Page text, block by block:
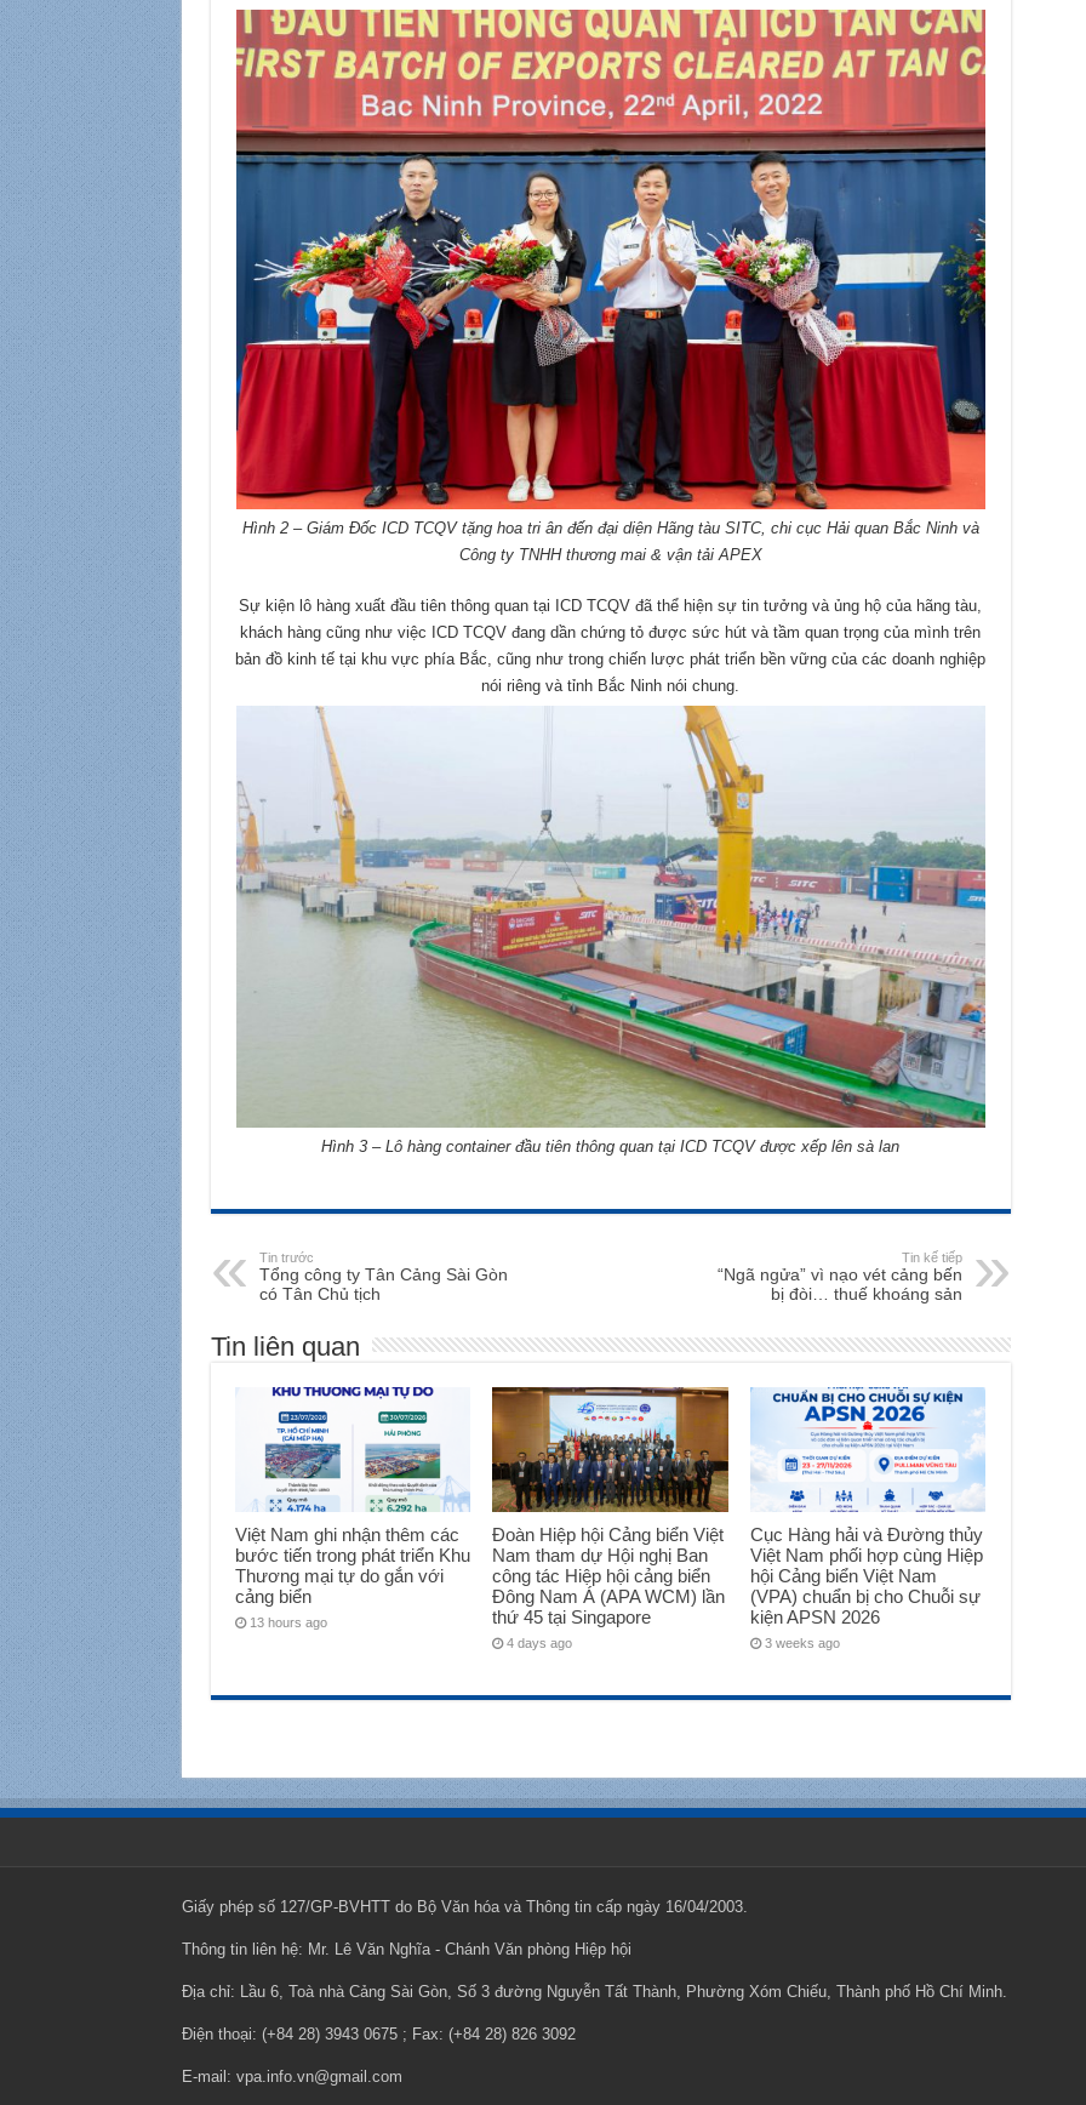
Hình 2 – Giám Đốc ICD TCQV tặng hoa tri ân đến đại diện Hãng tàu SITC, chi cục Hải quan Bắc Ninh và
Công ty TNHH thương mai & vận tải APEX
Sự kiện lô hàng xuất đầu tiên thông quan tại ICD TCQV đã thể hiện sự tin tưởng và ủng hộ của hãng tàu,
khách hàng cũng như việc ICD TCQV đang dần chứng tỏ được sức hút và tầm quan trọng của mình trên
bản đồ kinh tế tại khu vực phía Bắc, cũng như trong chiến lược phát triển bền vững của các doanh nghiệp
nói riêng và tỉnh Bắc Ninh nói chung.
Hình 3 – Lô hàng container đầu tiên thông quan tại ICD TCQV được xếp lên sà lan
Tin trước
Tổng công ty Tân Cảng Sài Gòn
có Tân Chủ tịch
Tin kế tiếp
“Ngã ngửa” vì nạo vét cảng bến
bị đòi… thuế khoáng sản
Tin liên quan
Việt Nam ghi nhận thêm các
bước tiến trong phát triển Khu
Thương mại tự do gắn với
cảng biển
13 hours ago
Đoàn Hiệp hội Cảng biển Việt
Nam tham dự Hội nghị Ban
công tác Hiệp hội cảng biển
Đông Nam Á (APA WCM) lần
thứ 45 tại Singapore
4 days ago
Cục Hàng hải và Đường thủy
Việt Nam phối hợp cùng Hiệp
hội Cảng biển Việt Nam
(VPA) chuẩn bị cho Chuỗi sự
kiện APSN 2026
3 weeks ago
Giấy phép số 127/GP-BVHTT do Bộ Văn hóa và Thông tin cấp ngày 16/04/2003.
Thông tin liên hệ: Mr. Lê Văn Nghĩa - Chánh Văn phòng Hiệp hội
Địa chỉ: Lầu 6, Toà nhà Cảng Sài Gòn, Số 3 đường Nguyễn Tất Thành, Phường Xóm Chiếu, Thành phố Hồ Chí Minh.
Điện thoại: (+84 28) 3943 0675 ; Fax: (+84 28) 826 3092
E-mail: vpa.info.vn@gmail.com